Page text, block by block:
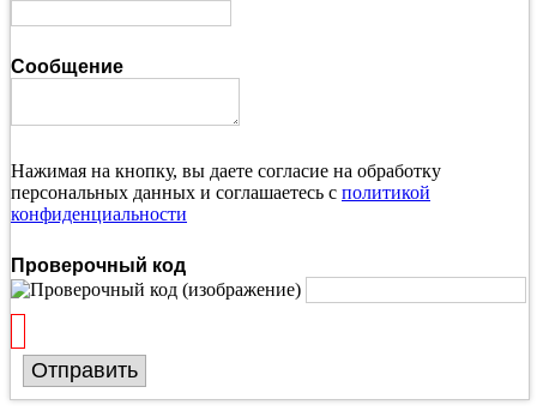
Сообщение
Нажимая на кнопку, вы даете согласие на обработку
персональных данных и соглашаетесь с политикой
конфиденциальности
Проверочный код
Отправить